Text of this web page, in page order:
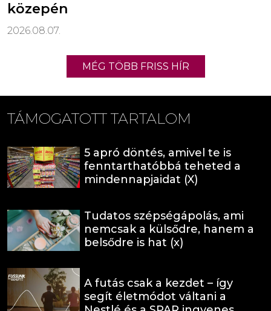
közepén
2026.08.07.
MÉG TÖBB FRISS HÍR
TÁMOGATOTT TARTALOM
5 apró döntés, amivel te is
fenntarthatóbbá teheted a
mindennapjaidat (X)
Tudatos szépségápolás, ami
nemcsak a külsődre, hanem a
belsődre is hat (x)
A futás csak a kezdet – így
segít életmódot váltani a